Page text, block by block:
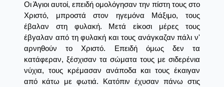
Οι Άγιοι αυτοί, επειδή ομολόγησαν την πίστη τους στο
Χριστό, μπροστά στον ηγεμόνα Μάξιμο, τους
έβαλαν στη φυλακή. Μετά είκοσι μέρες τους
έβγαλαν από τη φυλακή και τους ανάγκαζαν πάλι ν'
αρνηθούν το Χριστό. Επειδή όμως δεν τα
κατάφεραν, ξέσχισαν τα σώματα τους με σιδερένια
νύχια, τους κρέμασαν ανάποδα και τους έκαιγαν
από κάτω με φωτιά. Κατόπιν έχυσαν πάνω στις